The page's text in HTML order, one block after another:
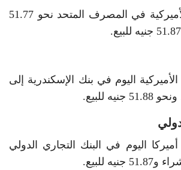
بلغ سعر العملة الأميركية في المصرف المتحد نحو 51.77
اليوم في بنك الإسكندرية إلى
اليوم في البنك التجاري الدولي